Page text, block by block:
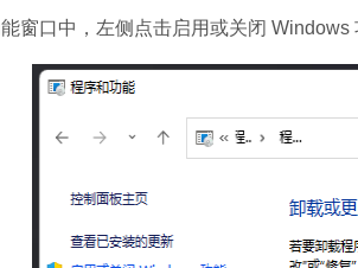
口中，左侧点击启用或关闭 Windows